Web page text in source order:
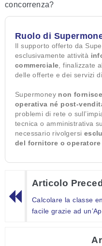
concorrenza?
Ruolo di
Il supporto offerto da
esclusivamente attività
commerciale, finalizzate
delle offerte e dei servizi
Supermoney non
operativa né post-
problemi di rete o
tecnica o amministrativa
necessario rivolgersi
del fornitore o operatore
Articolo
Calcolare la classe
facile grazie ad